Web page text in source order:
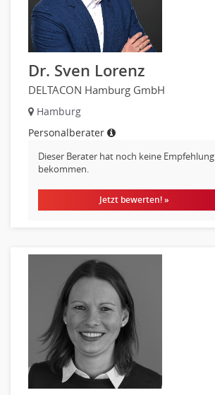
Kunststofftechnik
Leitung, Teamleitung
Luft- und Raumfahrttechnik
Maschinenbau
Materialwissenschaft
Brandschutz
Qualitätsmanagement
Veranstaltungstechnik
Verfahrenstechnik
Vertriebsingenieur
Wirtschaftsingenieur
Technisches Gebäudemanagement (TGM)
Anwendungsadministration
Consulting, Engineering
Data Warehouse, Business Intelligence
Dr. Sven Lorenz
DELTACON Hamburg GmbH
Hamburg
Personalberater
Dieser Berater hat noch keine Empfehlung
bekommen.
Jetzt bewerten! »